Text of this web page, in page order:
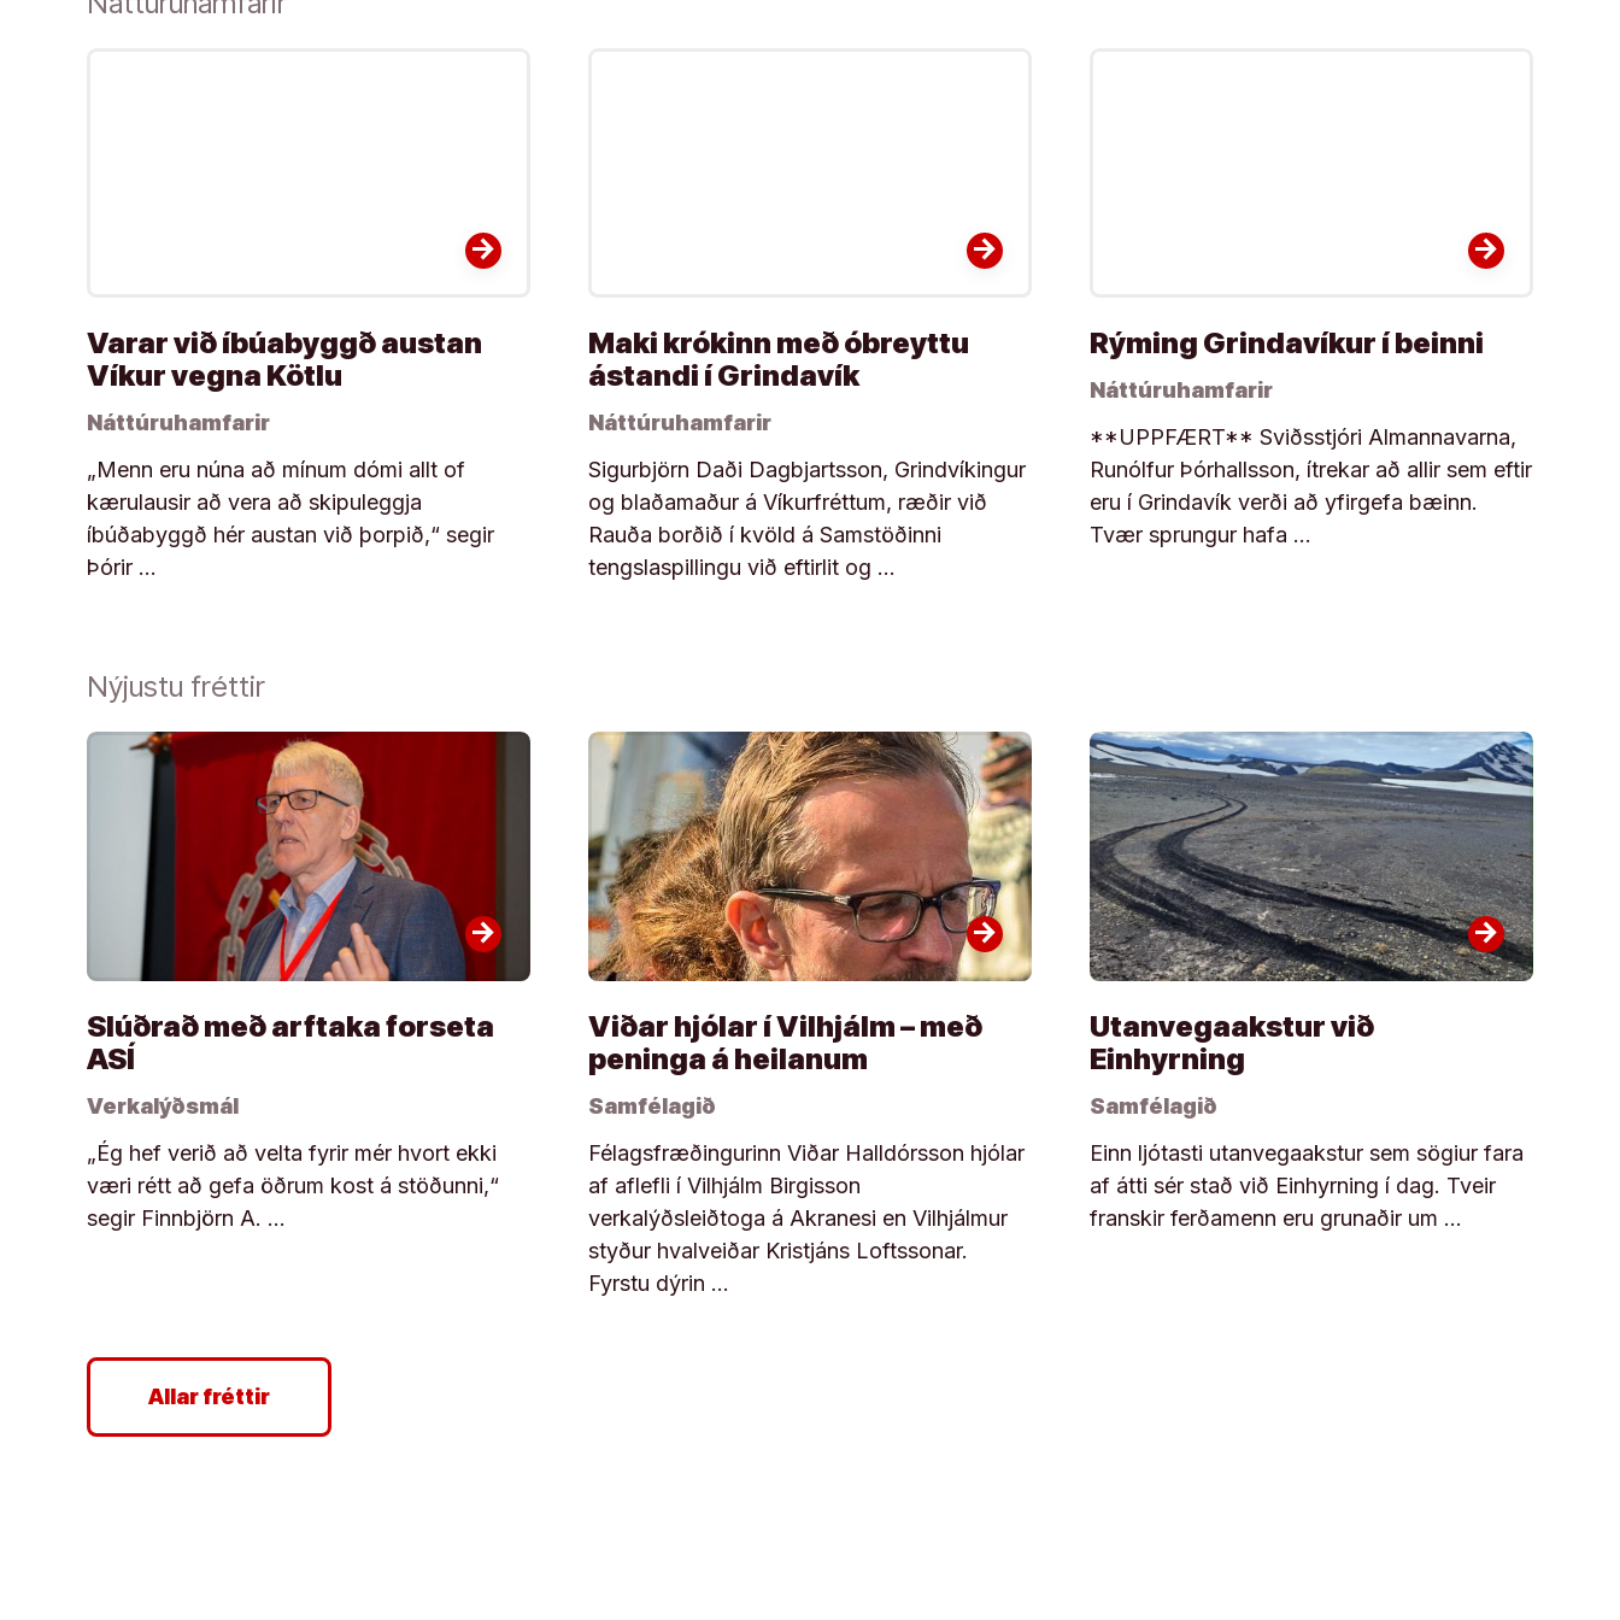
arrow_forward
Varar við íbúabyggð austan
Víkur vegna Kötlu
Náttúruhamfarir
„Menn eru núna að mínum dómi allt of
kærulausir að vera að skipuleggja
íbúðabyggð hér austan við þorpið,“ segir
Þórir …
arrow_forward
Maki krókinn með óbreyttu
ástandi í Grindavík
Náttúruhamfarir
Sigurbjörn Daði Dagbjartsson, Grindvíkingur
og blaðamaður á Víkurfréttum, ræðir við
Rauða borðið í kvöld á Samstöðinni
tengslaspillingu við eftirlit og …
arrow_forward
Rýming Grindavíkur í beinni
Náttúruhamfarir
**UPPFÆRT** Sviðsstjóri Almannavarna,
Runólfur Þórhallsson, ítrekar að allir sem eftir
eru í Grindavík verði að yfirgefa bæinn.
Tvær sprungur hafa …
Nýjustu fréttir
arrow_forward
Slúðrað með arftaka forseta
ASÍ
Verkalýðsmál
„Ég hef verið að velta fyrir mér hvort ekki
væri rétt að gefa öðrum kost á stöðunni,“
segir Finnbjörn A. …
arrow_forward
Viðar hjólar í Vilhjálm – með
peninga á heilanum
Samfélagið
Félagsfræðingurinn Viðar Halldórsson hjólar
af aflefli í Vilhjálm Birgisson
verkalýðsleiðtoga á Akranesi en Vilhjálmur
styður hvalveiðar Kristjáns Loftssonar.
Fyrstu dýrin …
arrow_forward
Utanvegaakstur við
Einhyrning
Samfélagið
Einn ljótasti utanvegaakstur sem sögiur fara
af átti sér stað við Einhyrning í dag. Tveir
franskir ferðamenn eru grunaðir um …
Allar fréttir